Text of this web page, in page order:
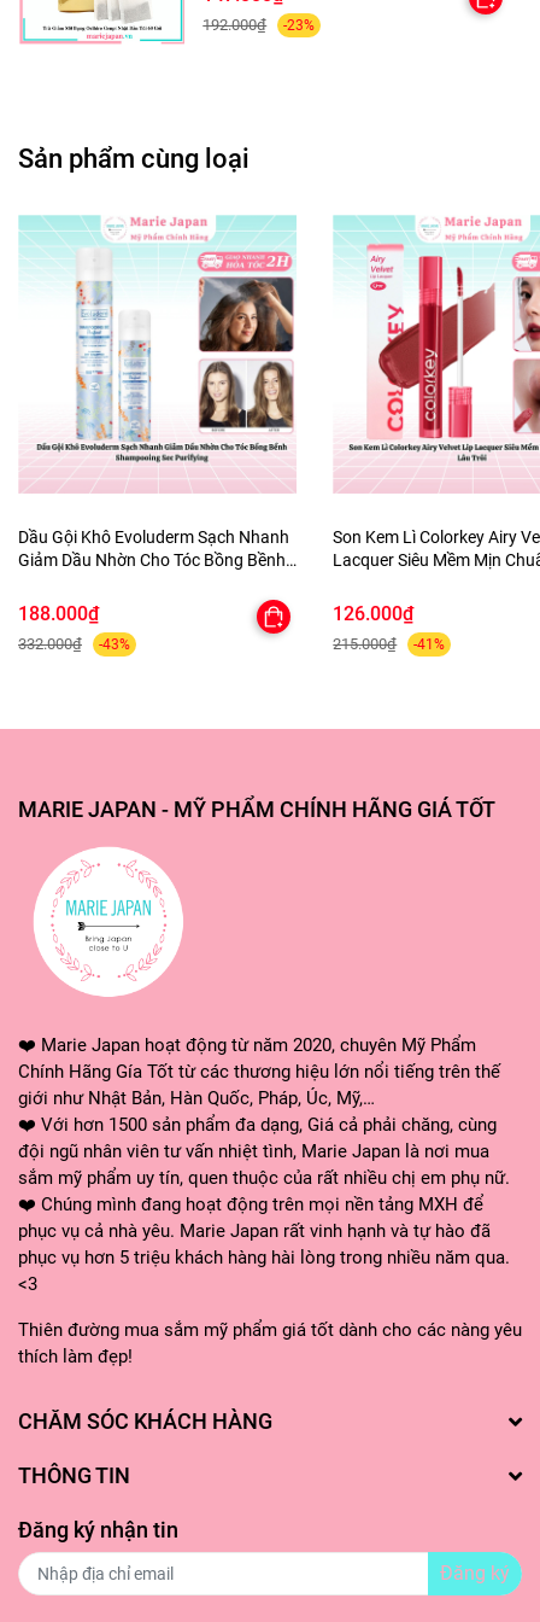
- Lấy lượng vừa đủ bôi đều toàn thân, matxa nhẹ
- Sử dụng mỗi ngày để có hiệu quả tốt nhất
- Sản phẩm chỉ sử dụng cho da cơ thể, không dùng
cho da mặt.
192.000₫ -23%
Sản phẩm cùng loại
Dầu Gội Khô Evoluderm Sạch Nhanh
Giảm Dầu Nhờn Cho Tóc Bồng Bềnh
188.000₫
332.000₫ -43%
Son Kem Lì Colorkey Airy
Lacquer Siêu Mềm Mịn
126.000₫
215.000₫ -41%
MARIE JAPAN - MỸ PHẨM CHÍNH HÃNG GIÁ TỐT
❤️ Marie Japan hoạt động từ năm 2020, chuyên Mỹ Phẩm
Chính Hãng Gía Tốt từ các thương hiệu lớn nổi tiếng trên thế
giới như Nhật Bản, Hàn Quốc, Pháp, Úc, Mỹ,…
❤️ Với hơn 1500 sản phẩm đa dạng, Giá cả phải chăng, cùng
đội ngũ nhân viên tư vấn nhiệt tình, Marie Japan là nơi mua
sắm mỹ phẩm uy tín, quen thuộc của rất nhiều chị em phụ nữ.
❤️ Chúng mình đang hoạt động trên mọi nền tảng MXH để
phục vụ cả nhà yêu. Marie Japan rất vinh hạnh và tự hào đã
phục vụ hơn 5 triệu khách hàng hài lòng trong nhiều năm qua.
<3
Thiên đường mua sắm mỹ phẩm giá tốt dành cho các nàng yêu
thích làm đẹp!
CHĂM SÓC KHÁCH HÀNG
THÔNG TIN
Đăng ký nhận tin
Đăng ký